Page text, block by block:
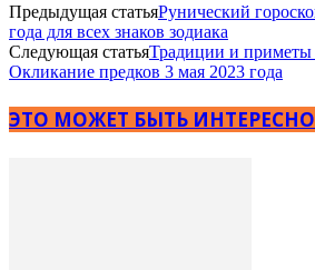
Предыдущая статьяРунический
года для всех знаков зодиака
Следующая статьяТрадиции и приметы
Окликание предков 3 мая 2023 года
ЭТО МОЖЕТ БЫТЬ ИНТЕРЕСНО